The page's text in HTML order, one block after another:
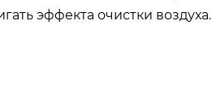
эффекта очистки воздуха.